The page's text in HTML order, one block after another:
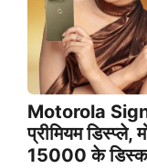
Motorola
प्रीमियम डिस्प्ले,
15000 के